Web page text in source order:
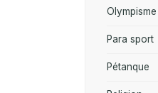
Olympisme
Para sport
Pétanque